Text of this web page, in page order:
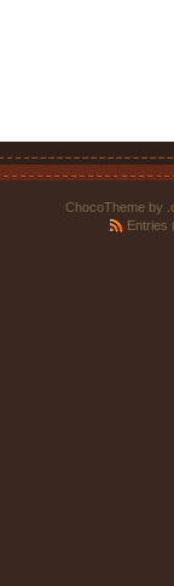
ChocoTheme by
Entries